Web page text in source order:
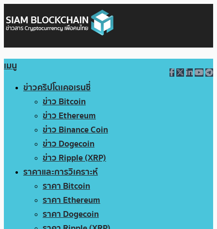
เมนู
ข่าวคริปโตเคอเรนซี่
ข่าว Bitcoin
ข่าว Ethereum
ข่าว Binance Coin
ข่าว Dogecoin
ข่าว Ripple (XRP)
ราคาและการวิเคราะห์
ราคา Bitcoin
ราคา Ethereum
ราคา Dogecoin